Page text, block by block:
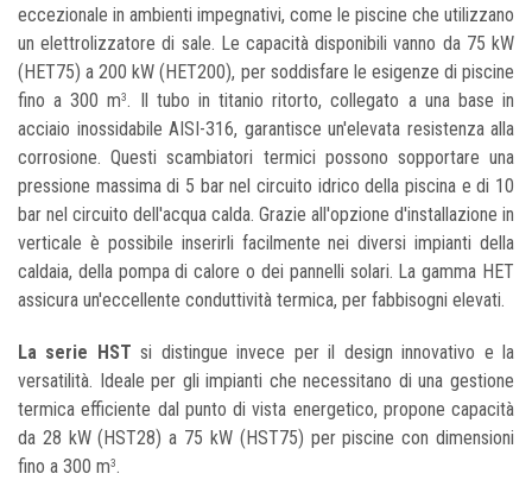
eccezionale in ambienti impegnativi, come le piscine che utilizzano
un elettrolizzatore di sale. Le capacità disponibili vanno da 75 kW
(HET75) a 200 kW (HET200), per soddisfare le esigenze di piscine
fino a 300 m3. Il tubo in titanio ritorto, collegato a una base in
acciaio inossidabile AISI-316, garantisce un'elevata resistenza alla
corrosione. Questi scambiatori termici possono sopportare una
pressione massima di 5 bar nel circuito idrico della piscina e di 10
bar nel circuito dell'acqua calda. Grazie all'opzione d'installazione in
verticale è possibile inserirli facilmente nei diversi impianti della
caldaia, della pompa di calore o dei pannelli solari. La gamma HET
assicura un'eccellente conduttività termica, per fabbisogni elevati.
La serie HST si distingue invece per il design innovativo e la
versatilità. Ideale per gli impianti che necessitano di una gestione
termica efficiente dal punto di vista energetico, propone capacità
da 28 kW (HST28) a 75 kW (HST75) per piscine con dimensioni
fino a 300 m3.